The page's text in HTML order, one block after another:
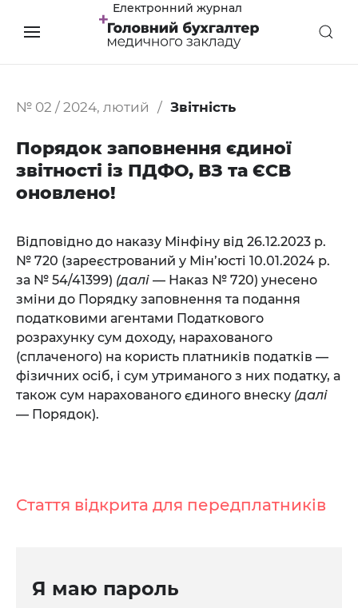
Електронний журнал
№ 02 / 2024, лютий Звітність
Порядок заповнення єдиної
звітності із ПДФО, ВЗ та ЄСВ
оновлено!
Відповідно до наказу Мінфіну від 26.12.2023 р.
№ 720 (зареєстрований у Мін’юсті 10.01.2024 р.
за № 54/41399) (далі — Наказ № 720) унесено
зміни до Порядку заповнення та подання
податковими агентами Податкового
розрахунку сум доходу, нарахованого
(сплаченого) на користь платників податків —
фізичних осіб, і сум утриманого з них податку, а
також сум нарахованого єдиного внеску (далі
— Порядок).
Стаття відкрита для передплатників
Я маю пароль